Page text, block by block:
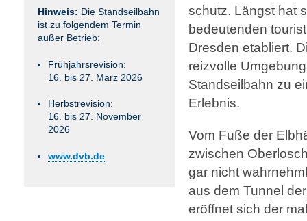
Hinweis: Die Standseilbahn
ist zu folgendem Termin
außer Betrieb:
Frühjahrsrevision:
16. bis 27. März 2026
Herbstrevision:
16. bis 27. November
2026
www.dvb.de
schutz. Längst hat
bedeutenden
Dresden etabliert.
reizvolle
Standseilbahn zu
Erlebnis.
Vom Fuße der
zwischen
gar nicht
aus dem Tunnel
eröffnet sich der